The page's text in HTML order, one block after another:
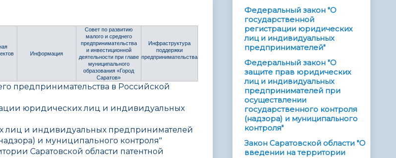
Информация
Совет по развитию
малого и среднего
предпринимательства
и инвестиционной
деятельности при главе
муниципального
образования «Город
Саратов»
Инфраструктура
поддержки
предпринимательства
предпринимательства в Российской
юридических лиц и индивидуальных
лиц и индивидуальных предпринимателей
и муниципального контроля"
Саратовской области патентной
Федеральный закон "О
государственной
регистрации юридических
лиц и индивидуальных
предпринимателей"
Федеральный закон "О
защите прав юридических
лиц и индивидуальных
предпринимателей при
осуществлении
государственного контроля
(надзора) и муниципального
контроля"
Закон Саратовской области "О
введении на территории